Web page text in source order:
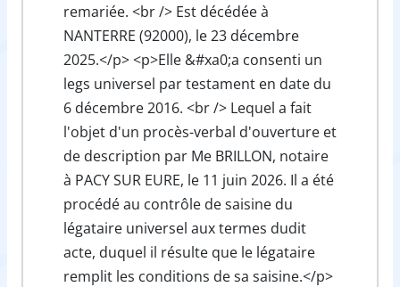
remariée. <br /> Est décédée à
NANTERRE (92000), le 23 décembre
2025.</p> <p>Elle &#xa0;a consenti un
legs universel par testament en date du
6 décembre 2016. <br /> Lequel a fait
l'objet d'un procès-verbal d'ouverture et
de description par Me BRILLON, notaire
à PACY SUR EURE, le 11 juin 2026. Il a été
procédé au contrôle de saisine du
légataire universel aux termes dudit
acte, duquel il résulte que le légataire
remplit les conditions de sa saisine.</p>